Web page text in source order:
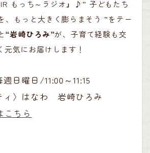
もっち～ラジオ』♪” 子どもたち
、もっと大きく膨らまそう ”をテー
と“岩崎ひろみ”が、子育て経験も交
元気にお届けします！
週日曜日/11:00～11:15
ィ〉はなわ 岩崎ひろみ
ちら